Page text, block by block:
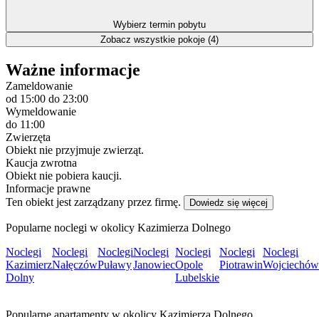
Wybierz termin pobytu
Zobacz wszystkie pokoje (4)
Ważne informacje
Zameldowanie
od 15:00 do 23:00
Wymeldowanie
do 11:00
Zwierzęta
Obiekt nie przyjmuje zwierząt.
Kaucja zwrotna
Obiekt nie pobiera kaucji.
Informacje prawne
Ten obiekt jest zarządzany przez firmę.
Dowiedz się więcej
Popularne noclegi w okolicy Kazimierza Dolnego
Noclegi
Kazimierz
Dolny
Noclegi
Nałęczów
Noclegi
Puławy
Noclegi
Janowiec
Noclegi
Opole
Lubelskie
Noclegi
Piotrawin
Noclegi
Wojciechów